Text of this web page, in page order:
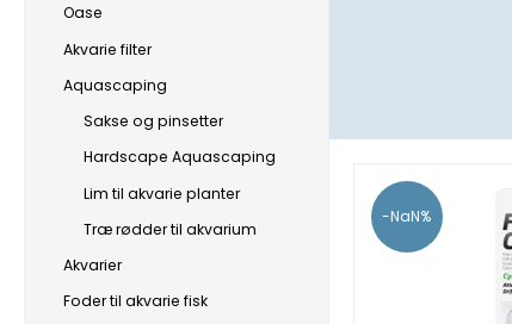
Oase
Akvarie filter
Aquascaping
Sakse og pinsetter
Hardscape Aquascaping
Lim til akvarie planter
Træ rødder til akvarium
Akvarier
Foder til akvarie fisk
-NaN%